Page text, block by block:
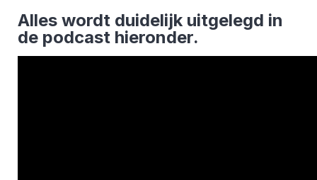
Alles wordt duidelijk uitgelegd in
de podcast hieronder.